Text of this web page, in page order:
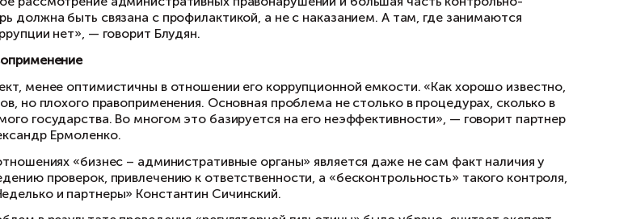
вправе запрашивать у предпринимателя любые сведения и документы, что
и «выездной проверки». Теперь это противоречие снято, заключает
по вопросам соблюдения прав предпринимателей при осуществлении
надзора Дмитрий Порочкин надеется, что после вступления этого
деления полномочий, когда несколько контрольно-надзорных органов
со своим видением, прочтением и мнением». Например, тема
и Ростехнадзором и Государственной трудовой инспекцией.
будут узаконены чек-листы, которые обяжут инспекторов проверять
списка, а не все, что вздумается, заключает бизнес омбудсмен.